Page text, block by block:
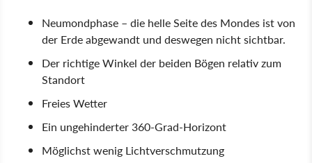
Neumondphase – die helle Seite des Mondes ist von
der Erde abgewandt und deswegen nicht sichtbar.
Der richtige Winkel der beiden Bögen relativ zum
Standort
Freies Wetter
Ein ungehinderter 360-Grad-Horizont
Möglichst wenig Lichtverschmutzung